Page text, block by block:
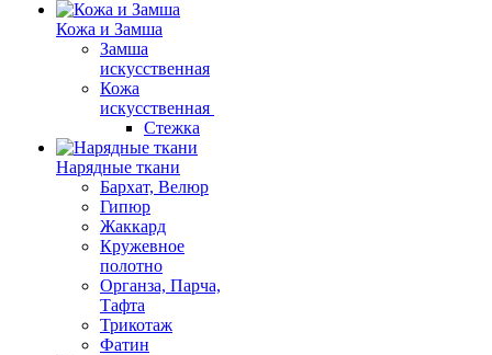
Кожа и Замша
Замша
искусственная
Кожа
искусственная
Стежка
Нарядные ткани
Бархат, Велюр
Гипюр
Жаккард
Кружевное
полотно
Органза, Парча,
Тафта
Трикотаж
Фатин